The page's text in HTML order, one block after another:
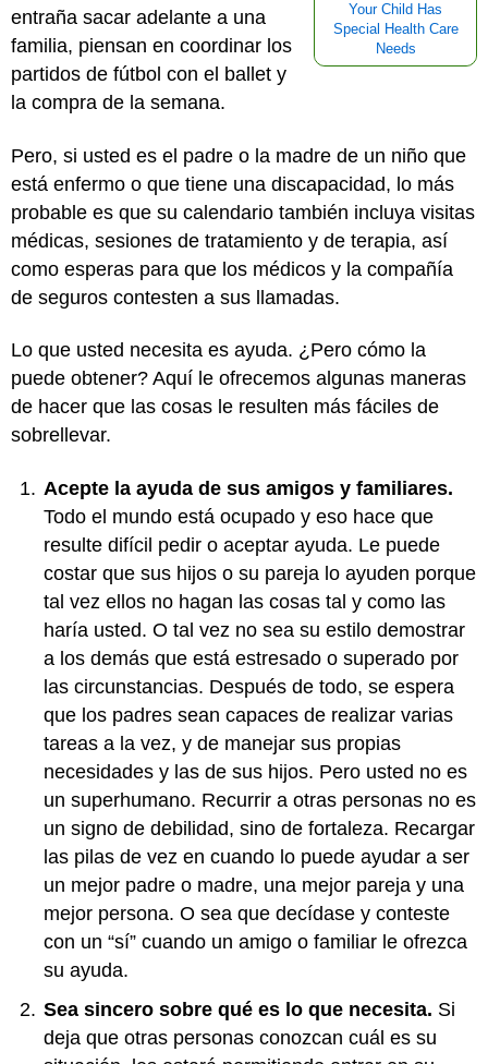
Your Child Has
Special Health Care
Needs
entraña sacar adelante a una
familia, piensan en coordinar los
partidos de fútbol con el ballet y
la compra de la semana.
Pero, si usted es el padre o la madre de un niño que
está enfermo o que tiene una discapacidad, lo más
probable es que su calendario también incluya visitas
médicas, sesiones de tratamiento y de terapia, así
como esperas para que los médicos y la compañía
de seguros contesten a sus llamadas.
Lo que usted necesita es ayuda. ¿Pero cómo la
puede obtener? Aquí le ofrecemos algunas maneras
de hacer que las cosas le resulten más fáciles de
sobrellevar.
Acepte la ayuda de sus amigos y familiares.
Todo el mundo está ocupado y eso hace que
resulte difícil pedir o aceptar ayuda. Le puede
costar que sus hijos o su pareja lo ayuden porque
tal vez ellos no hagan las cosas tal y como las
haría usted. O tal vez no sea su estilo demostrar
a los demás que está estresado o superado por
las circunstancias. Después de todo, se espera
que los padres sean capaces de realizar varias
tareas a la vez, y de manejar sus propias
necesidades y las de sus hijos. Pero usted no es
un superhumano. Recurrir a otras personas no es
un signo de debilidad, sino de fortaleza. Recargar
las pilas de vez en cuando lo puede ayudar a ser
un mejor padre o madre, una mejor pareja y una
mejor persona. O sea que decídase y conteste
con un “sí” cuando un amigo o familiar le ofrezca
su ayuda.
Sea sincero sobre qué es lo que necesita. Si
deja que otras personas conozcan cuál es su